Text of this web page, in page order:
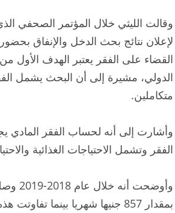
وقالت الليثي خلال المؤتمر الصحفي
لإعلان نتائج بحث الدخل والإنفاق
القضاء على الفقر يعتبر الهدف الأول
الدولي، مشيرة إلى أن البحث يشمل
متكاملين.
وأشارت إلى أنه لحساب الفقر المادي
الفقر وتشمل الاحتياجات الغذائية
بمقدار 857 جنيها شهريا بينما